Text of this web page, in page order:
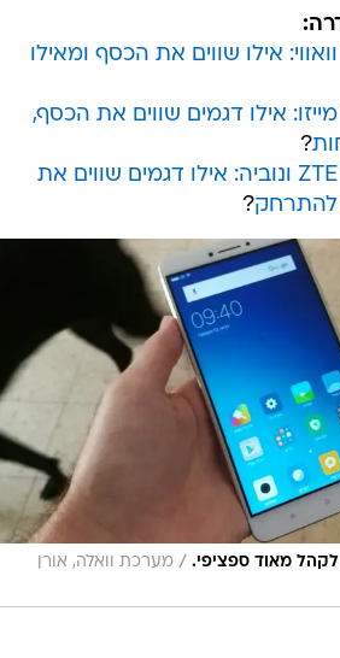
אילו שווים את הכסף ומאילו
אילו דגמים שווים את הכסף,
?
הסמארטפונים של ZTE ונוביה: אילו דגמים שווים את
להתרחק?
/ מערכת וואלה, אורן